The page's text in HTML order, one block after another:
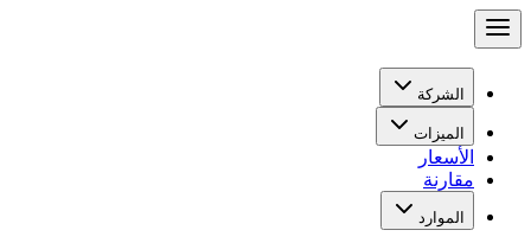
الشركة
الميزات
الأسعار
مقارنة
الموارد